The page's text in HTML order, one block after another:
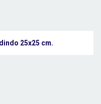
25x25 cm.